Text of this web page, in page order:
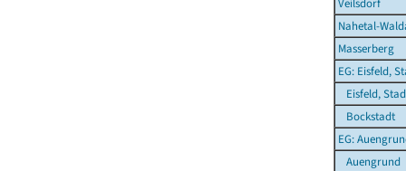
Veilsdorf
Nahetal-
Masserberg
EG: Eisfeld,
Eisfeld,
Bockstadt
EG:
Auengrund